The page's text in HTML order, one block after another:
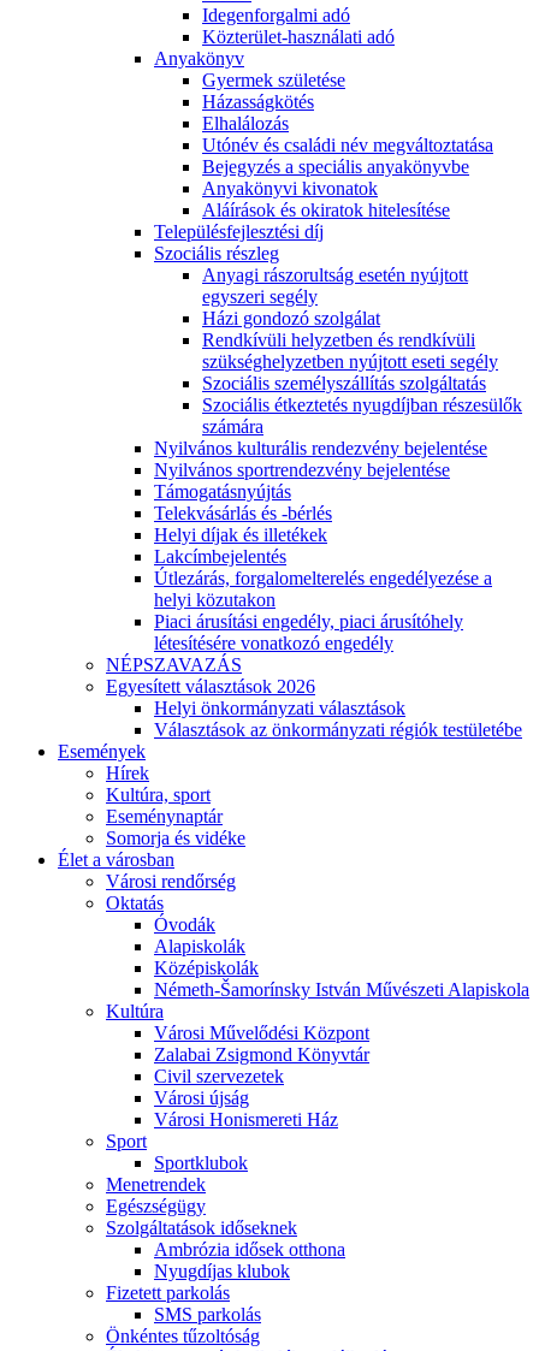
Idegenforgalmi adó
Közterület-használati adó
Anyakönyv
Gyermek születése
Házasságkötés
Elhalálozás
Utónév és családi név megváltoztatása
Bejegyzés a speciális anyakönyvbe
Anyakönyvi kivonatok
Aláírások és okiratok hitelesítése
Településfejlesztési díj
Szociális részleg
Anyagi rászorultság esetén nyújtott
egyszeri segély
Házi gondozó szolgálat
Rendkívüli helyzetben és rendkívüli
szükséghelyzetben nyújtott eseti segély
Szociális személyszállítás szolgáltatás
Szociális étkeztetés nyugdíjban részesülők
számára
Nyilvános kulturális rendezvény bejelentése
Nyilvános sportrendezvény bejelentése
Támogatásnyújtás
Telekvásárlás és -bérlés
Helyi díjak és illetékek
Lakcímbejelentés
Útlezárás, forgalomelterelés engedélyezése a
helyi közutakon
Piaci árusítási engedély, piaci árusítóhely
létesítésére vonatkozó engedély
NÉPSZAVAZÁS
Egyesített választások 2026
Helyi önkormányzati választások
Választások az önkormányzati régiók testületébe
Események
Hírek
Kultúra, sport
Eseménynaptár
Somorja és vidéke
Élet a városban
Városi rendőrség
Oktatás
Óvodák
Alapiskolák
Középiskolák
Németh-Šamorínsky István Művészeti Alapiskola
Kultúra
Városi Művelődési Központ
Zalabai Zsigmond Könyvtár
Civil szervezetek
Városi újság
Városi Honismereti Ház
Sport
Sportklubok
Menetrendek
Egészségügy
Szolgáltatások időseknek
Ambrózia idősek otthona
Nyugdíjas klubok
Fizetett parkolás
SMS parkolás
Önkéntes tűzoltóság